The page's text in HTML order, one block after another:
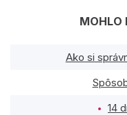
MOHLO
Ako si
14